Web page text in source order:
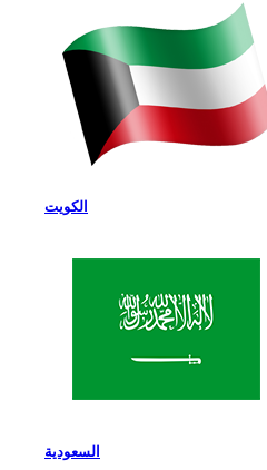
الكويت
السعودية